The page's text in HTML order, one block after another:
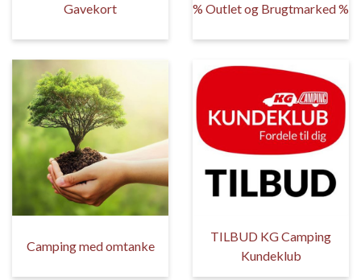
Gavekort % Outlet og Brugtmarked %
Camping med omtanke
TILBUD KG Camping
Kundeklub